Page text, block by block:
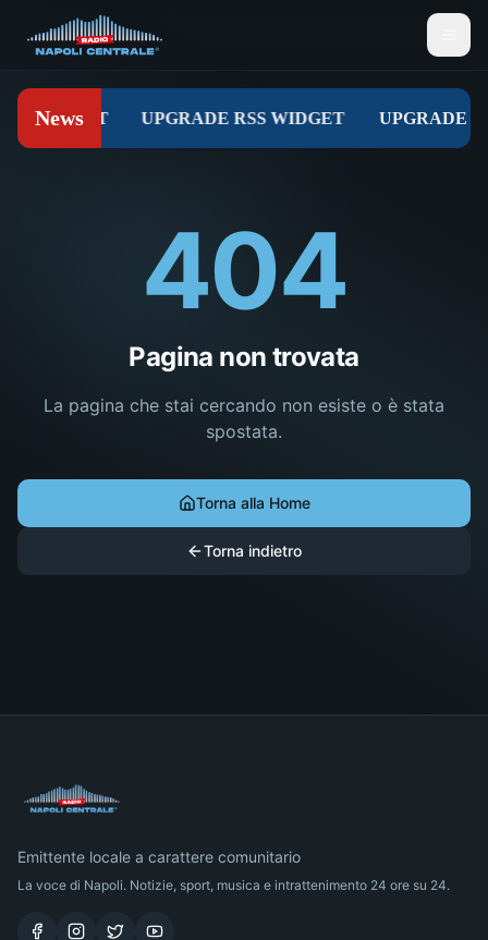
404
Pagina non trovata
La pagina che stai cercando non esiste o è stata
spostata.
Torna alla Home
Torna indietro
Emittente locale a carattere comunitario
La voce di Napoli. Notizie, sport, musica e intrattenimento 24 ore su 24.